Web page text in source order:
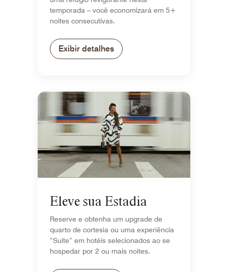
temporada – você economizará em 5+
noites consecutivas.
Exibir detalhes
Eleve sua Estadia
Reserve e obtenha um upgrade de
quarto de cortesia ou uma experiência
“Suite” em hotéis selecionados ao se
hospedar por 2 ou mais noites.